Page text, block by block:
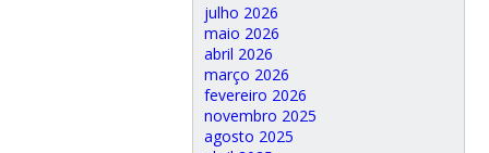
julho 2026
maio 2026
abril 2026
março 2026
fevereiro 2026
novembro 2025
agosto 2025